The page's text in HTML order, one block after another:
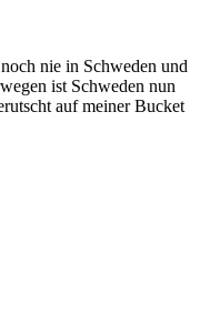
nie in Schweden und
ist Schweden nun
auf meiner Bucket